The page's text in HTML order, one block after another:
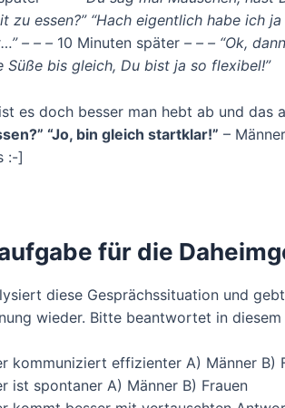
zu essen?” “Hach eigentlich habe ich
– – – 10 Minuten später – – – “Ok,
Süße bis gleich, Du bist ja so flexibel!”
es doch besser man hebt ab und das
“Jo, bin gleich startklar!” –
:-]
für die
diese Gesprächssituation und
wieder. Bitte beantwortet in
kommuniziert effizienter A) Männer B)
ist spontaner A) Männer B) Frauen